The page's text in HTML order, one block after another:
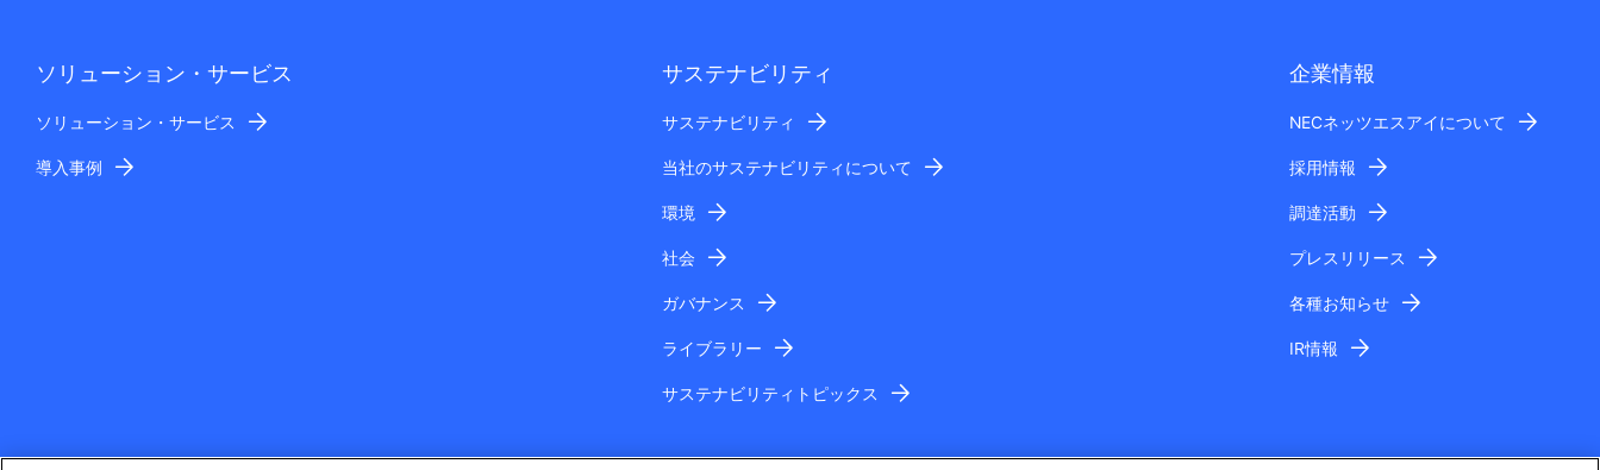
ソリューション・サービス
ソリューション・サービス
導入事例
サステナビリティ
サステナビリティ
当社のサステナビリティについて
環境
社会
ガバナンス
ライブラリー
サステナビリティトピックス
企業情報
NECネッツエスアイについて
採用情報
調達活動
プレスリリース
各種お知らせ
IR情報